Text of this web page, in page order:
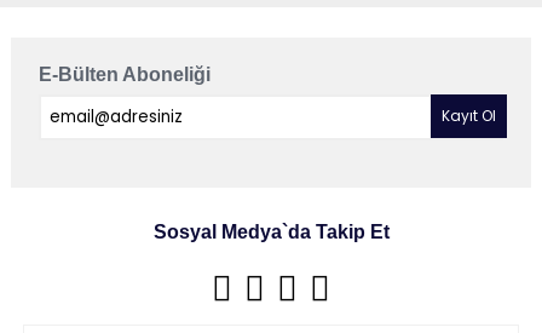
E-Bülten Aboneliği
Sosyal Medya`da Takip Et